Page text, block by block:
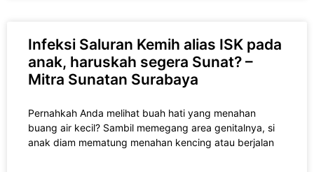
Infeksi Saluran Kemih alias ISK pada
anak, haruskah segera Sunat? –
Mitra Sunatan Surabaya
Pernahkah Anda melihat buah hati yang menahan
buang air kecil? Sambil memegang area genitalnya, si
anak diam mematung menahan kencing atau berjalan